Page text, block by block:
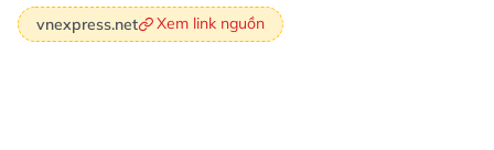
vnexpress.net Xem link nguồn